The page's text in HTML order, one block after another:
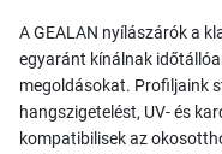
A GEALAN nyílászárók a
egyaránt kínálnak
megoldásokat. Profiljaink
hangszigetelést, UV- és
kompatibilisek az